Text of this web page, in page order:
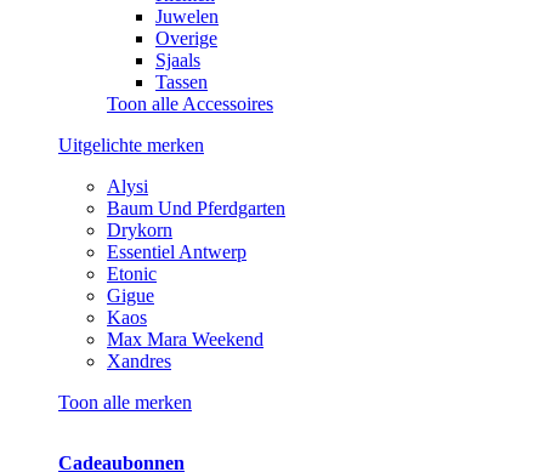
Juwelen
Overige
Sjaals
Tassen
Toon alle Accessoires
Uitgelichte merken
Alysi
Baum Und Pferdgarten
Drykorn
Essentiel Antwerp
Etonic
Gigue
Kaos
Max Mara Weekend
Xandres
Toon alle merken
Cadeaubonnen